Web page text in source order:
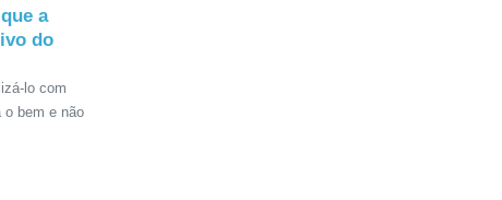
a
do
lo com
o bem e não